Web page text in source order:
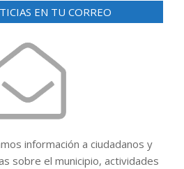
EN TU CORREO
información a ciudadanos y
sobre el municipio, actividades